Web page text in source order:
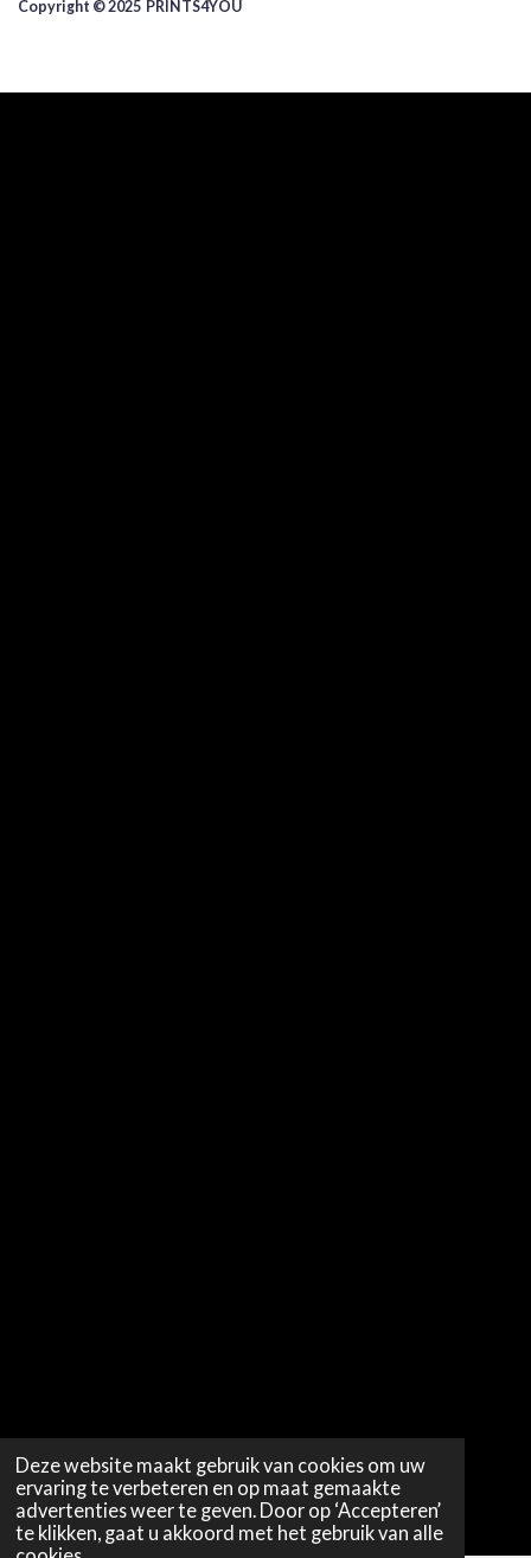
Deze website maakt gebruik van cookies om uw
ervaring te verbeteren en op maat gemaakte
advertenties weer te geven. Door op ‘Accepteren’
te klikken, gaat u akkoord met het gebruik van alle
Copyright © 2025 ​PRINTS4YOU